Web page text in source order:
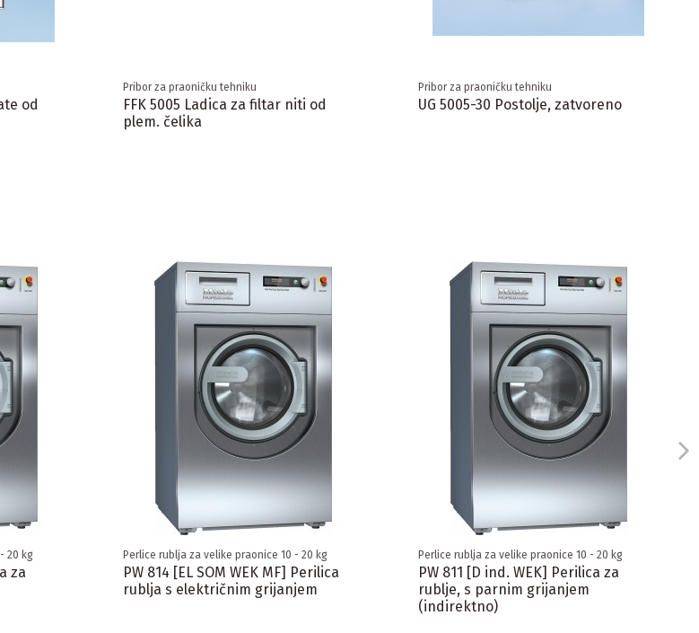
od
Pribor za praoničku tehniku
FFK 5005 Ladica za filtar niti od
plem. čelika
Pribor za praoničku tehniku
UG 5005-30 Postolje, zatvoreno
20 kg
za
Perlice rublja za velike praonice 10 - 20 kg
PW 814 [EL SOM WEK MF] Perilica
rublja s električnim grijanjem
Perlice rublja za velike praonice 10 - 20 kg
PW 811 [D ind. WEK] Perilica za
rublje, s parnim grijanjem
(indirektno)